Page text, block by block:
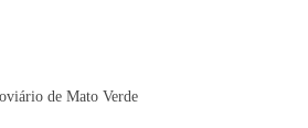
de Mato Verde